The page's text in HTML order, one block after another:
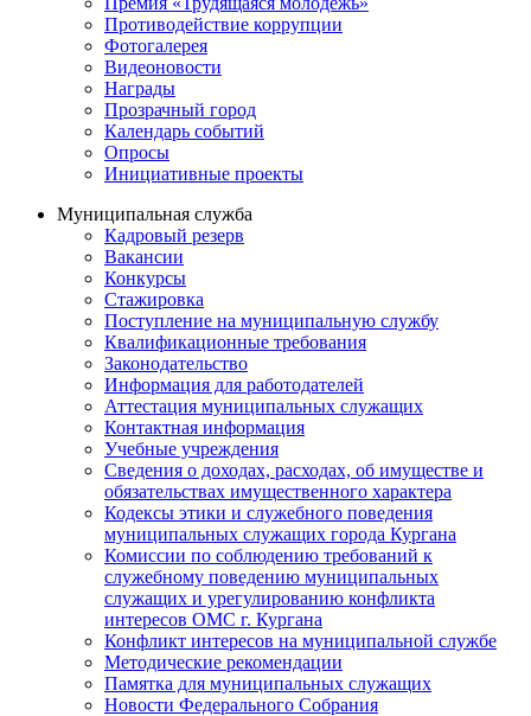
Противодействие коррупции
Фотогалерея
Видеоновости
Награды
Прозрачный город
Календарь событий
Опросы
Инициативные проекты
Муниципальная служба
Кадровый резерв
Вакансии
Конкурсы
Стажировка
Поступление на муниципальную службу
Квалификационные требования
Законодательство
Информация для работодателей
Аттестация муниципальных служащих
Контактная информация
Учебные учреждения
Сведения о доходах, расходах, об имуществе и
обязательствах имущественного характера
Кодексы этики и служебного поведения
муниципальных служащих города Кургана
Комиссии по соблюдению требований к
служебному поведению муниципальных
служащих и урегулированию конфликта
интересов ОМС г. Кургана
Конфликт интересов на муниципальной службе
Методические рекомендации
Памятка для муниципальных служащих
Новости Федерального Cобрания